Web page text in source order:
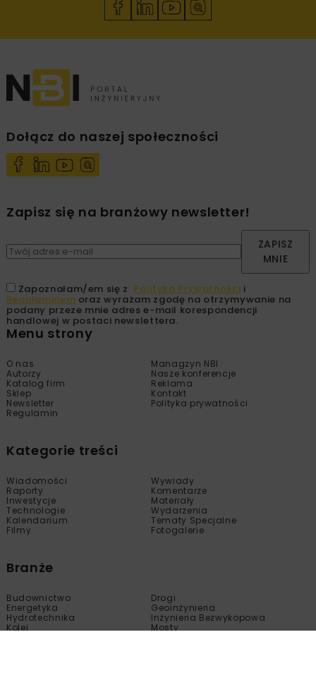
Dołącz do naszej społeczności
Zapisz się na branżowy newsletter!
ZAPISZ
MNIE
Zapoznałam/em się z Polityką Prywatności i
Regulaminem oraz wyrażam zgodę na otrzymywanie na
podany przeze mnie adres e-mail korespondencji
handlowej w postaci newslettera.
Menu strony
O nas
Managzyn NBI
Autorzy
Nasze konferencje
Katalog firm
Reklama
Sklep
Kontakt
Newsletter
Polityka prywatności
Regulamin
Kategorie treści
Wiadomości
Wywiady
Raporty
Komentarze
Inwestycje
Materiały
Technologie
Wydarzenia
Kalendarium
Tematy Specjalne
Filmy
Fotogalerie
Branże
Budownictwo
Drogi
Energetyka
Geoinżynieria
Hydrotechnika
Inżynieria Bezwykopowa
Kolej
Mosty